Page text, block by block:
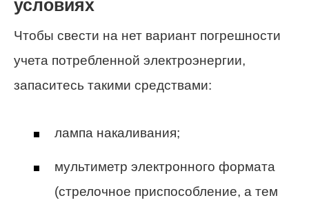
условиях
Чтобы свести на нет вариант погрешности
учета потребленной электроэнергии,
запаситесь такими средствами:
лампа накаливания;
мультиметр электронного формата
(стрелочное приспособление, а тем